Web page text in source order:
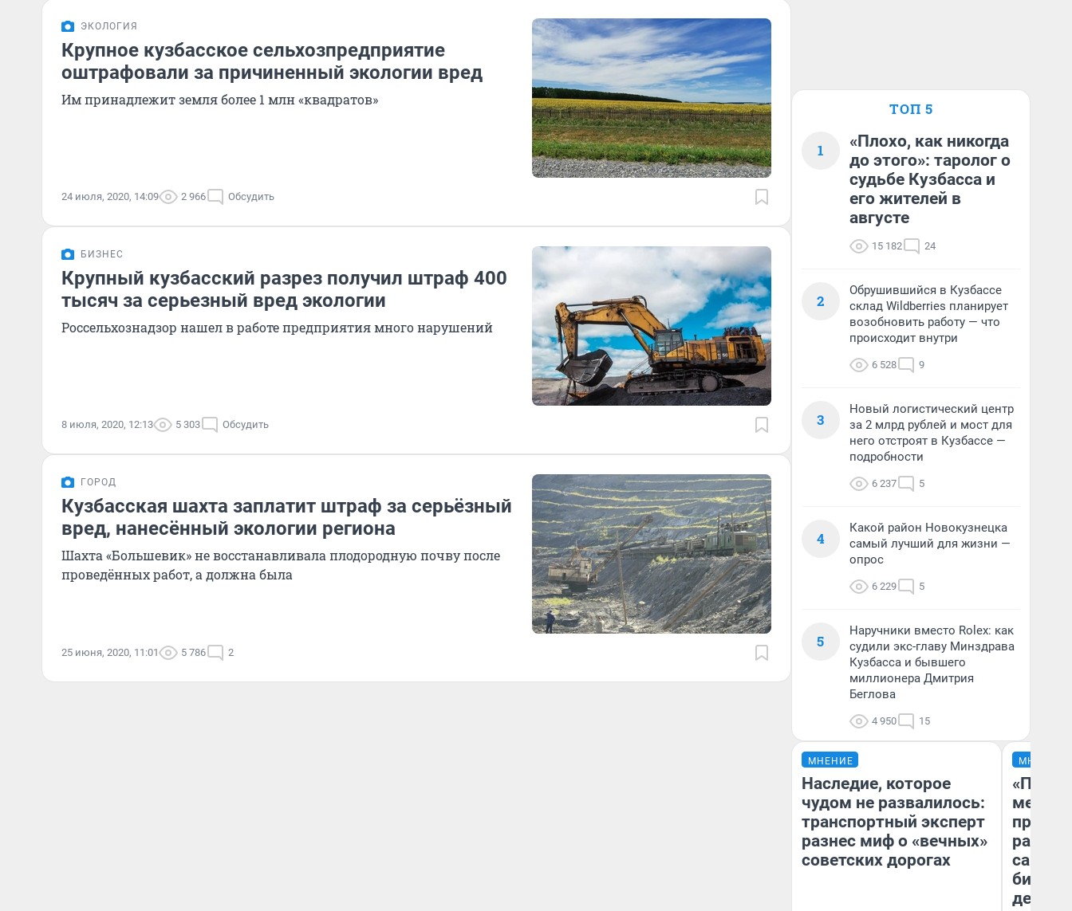
ЭКОЛОГИЯ
Крупное кузбасское сельхозпредприятие
оштрафовали за причиненный экологии вред
Им принадлежит земля более 1 млн «квадратов»
24 июля, 2020, 14:09 2 966 Обсудить
БИЗНЕС
Крупный кузбасский разрез получил штраф 400
тысяч за серьезный вред экологии
Россельхознадзор нашел в работе предприятия много нарушений
8 июля, 2020, 12:13 5 303 Обсудить
ГОРОД
Кузбасская шахта заплатит штраф за серьёзный
вред, нанесённый экологии региона
Шахта «Большевик» не восстанавливала плодородную почву после
проведённых работ, а должна была
25 июня, 2020, 11:01 5 786 2
ТОП 5
1
«Плохо, как никогда
до этого»: таролог о
судьбе Кузбасса и
его жителей в
августе
15 182 24
2
Обрушившийся в Кузбассе
склад Wildberries планирует
возобновить работу — что
происходит внутри
6 528 9
3
Новый логистический центр
за 2 млрд рублей и мост для
него отстроят в Кузбассе —
подробности
6 237 5
4
Какой район Новокузнецка
самый лучший для жизни —
опрос
6 229 5
5
Наручники вместо Rolex: как
судили экс-главу Минздрава
Кузбасса и бывшего
миллионера Дмитрия
Беглова
4 950 15
МНЕНИЕ
Наследие, которое
чудом не развалилось:
транспортный эксперт
разнес миф о «вечных»
советских дорогах
МНЕНИЕ
самом